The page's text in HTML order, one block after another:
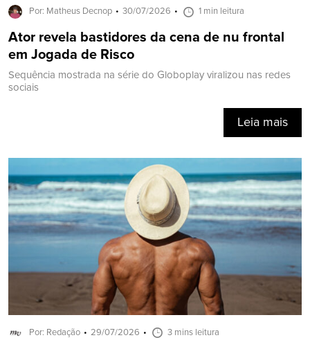
Por: Matheus Decnop 30/07/2026 1 min leitura
Ator revela bastidores da cena de nu frontal
em Jogada de Risco
Sequência mostrada na série do Globoplay viralizou nas redes
sociais
Leia mais
Por: Redação 29/07/2026 3 mins leitura